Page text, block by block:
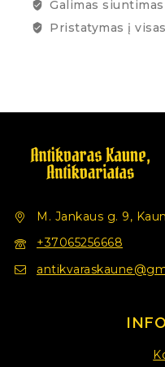
Galimas
Pristatymas į
M. Jankaus g. 9,
+37065256668